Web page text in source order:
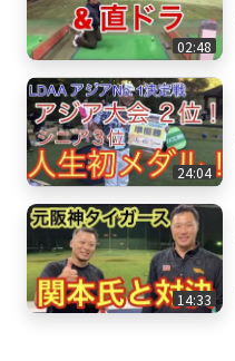
02:48
24:04
14:33